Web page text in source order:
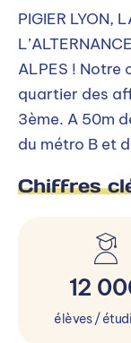
PIGIER LYON,
ALPES !
quartier des
3ème. A 50m
du métro B et
Chiffres
12
élèves /